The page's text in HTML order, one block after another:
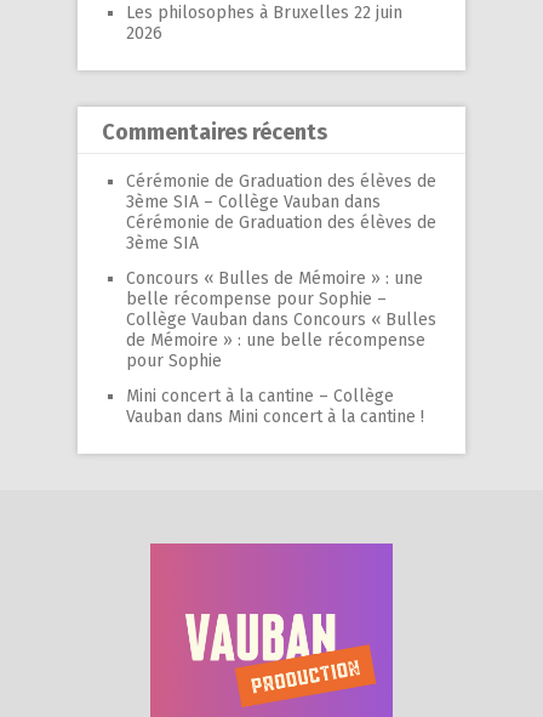
Les philosophes à Bruxelles 22 juin
2026
Commentaires récents
Cérémonie de Graduation des élèves de
3ème SIA – Collège Vauban dans
Cérémonie de Graduation des élèves de
3ème SIA
Concours « Bulles de Mémoire » : une
belle récompense pour Sophie –
Collège Vauban dans Concours « Bulles
de Mémoire » : une belle récompense
pour Sophie
Mini concert à la cantine – Collège
Vauban dans Mini concert à la cantine !